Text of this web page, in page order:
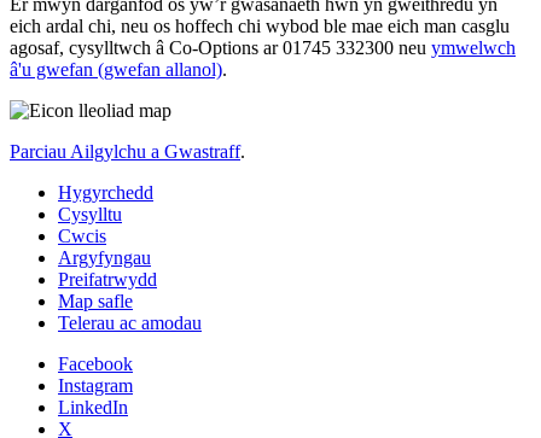
eich ardal chi, neu os hoffech chi wybod ble mae eich man casglu
agosaf, cysylltwch â Co-Options ar 01745 332300 neu ymwelwch
â'u gwefan (gwefan allanol).
Parciau Ailgylchu a Gwastraff.
Hygyrchedd
Cysylltu
Cwcis
Argyfyngau
Preifatrwydd
Map safle
Telerau ac amodau
Facebook
Instagram
LinkedIn
X